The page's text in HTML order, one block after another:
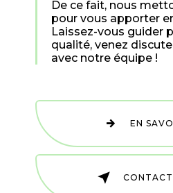
De ce fait, nous
pour vous apporter
Laissez-vous guider
qualité, venez
avec notre équipe !
EN